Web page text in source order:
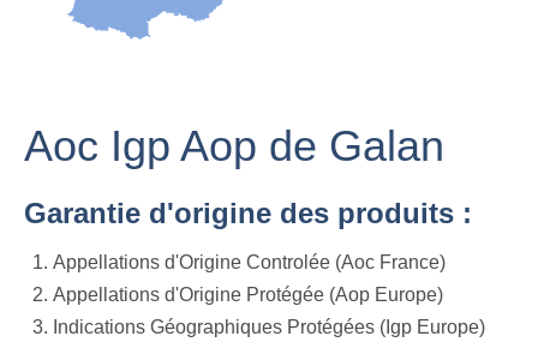
Aoc Igp Aop de Galan
Garantie d'origine des produits :
Appellations d'Origine Controlée (Aoc France)
Appellations d'Origine Protégée (Aop Europe)
Indications Géographiques Protégées (Igp Europe)